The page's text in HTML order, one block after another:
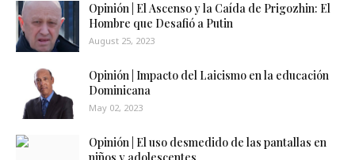
Opinión | El Ascenso y la Caída de Prigozhin: El
Hombre que Desafió a Putin
August 25, 2023
Opinión | Impacto del Laicismo en la educación
Dominicana
May 02, 2023
Opinión | El uso desmedido de las pantallas en